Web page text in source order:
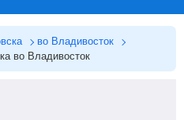
во Владивосток
во Владивосток